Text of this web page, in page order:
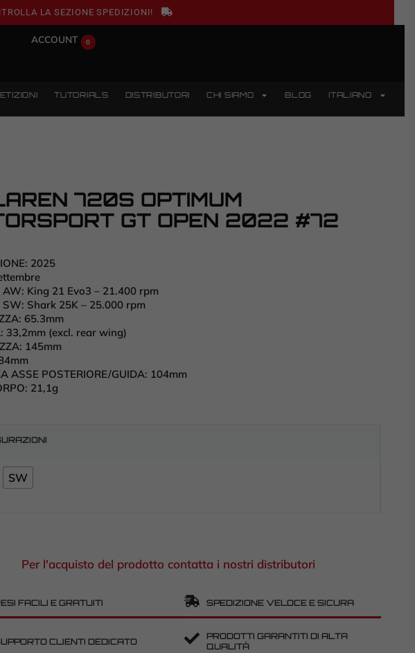
LA SEZIONE SPEDIZIONI!
ACCOUNT 0
TUTORIALS DISTRIBUTORI CHI SIAMO BLOG ITALIANO
720S OPTIMUM
GT OPEN 2022 #72
2025
AW: King 21 Evo3 – 21.400 rpm
SW: Shark 25K – 25.000 rpm
65.3mm
33,2mm (excl. rear wing)
145mm
ASSE POSTERIORE/GUIDA: 104mm
21,1g
SW
Per l'acquisto del prodotto contatta i nostri distributori
FACILI E GRATUITI SPEDIZIONE VELOCE E SICURA
CLIENTI DEDICATO
PRODOTTI GARANTITI DI ALTA
QUALITÀ